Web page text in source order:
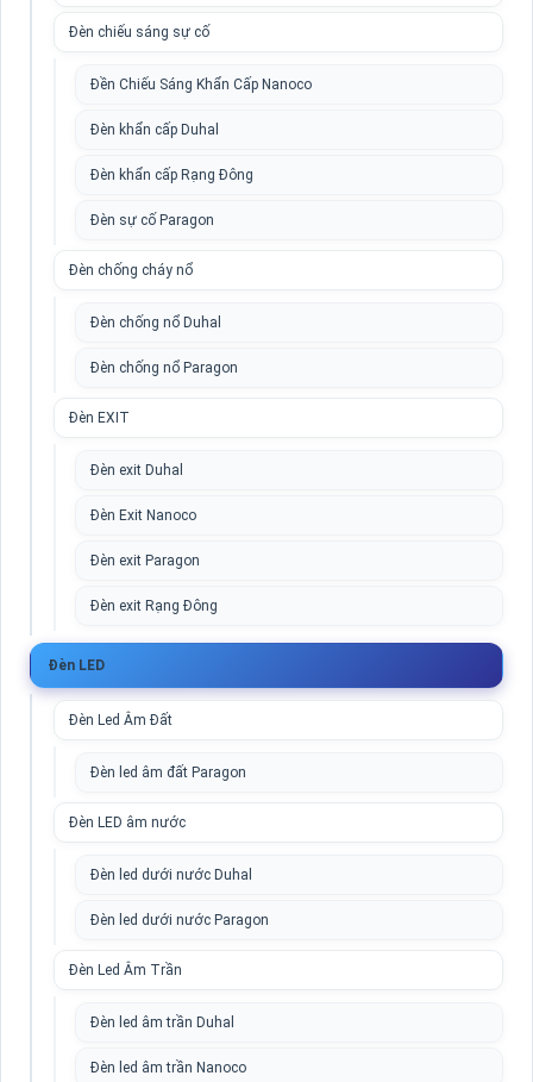
Đèn chiếu sáng sự cố
Đền Chiếu Sáng Khẩn Cấp Nanoco
Đèn khẩn cấp Duhal
Đèn khẩn cấp Rạng Đông
Đèn sự cố Paragon
Đèn chống cháy nổ
Đèn chống nổ Duhal
Đèn chống nổ Paragon
Đèn EXIT
Đèn exit Duhal
Đèn Exit Nanoco
Đèn exit Paragon
Đèn exit Rạng Đông
Đèn LED
Đèn Led Âm Đất
Đèn led âm đất Paragon
Đèn LED âm nước
Đèn led dưới nước Duhal
Đèn led dưới nước Paragon
Đèn Led Âm Trần
Đèn led âm trần Duhal
Đèn led âm trần Nanoco